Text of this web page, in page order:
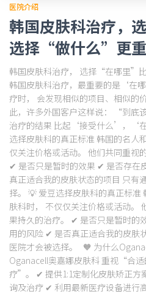
医院介绍
韩国皮肤科治疗，
选择“做什么”更重
韩国皮肤科治疗， 选择“在哪里
韩国皮肤科治疗，最重要的是‘在
疗时， 会发现相似的项目、相似的
此，许多外国客户这样说： “到底
治疗的结果 比起‘接受什么’，‘
选择皮肤科的真正标准 韩国的名人
仅关注价格或活动。 他们共同重视
✔ 是否只是暂时的效果 ✔ 是否存在
真正适合我的皮肤状态的项目 只有
择。 💡 爱豆选择皮肤科的真正标准
肤科时， 不仅仅关注价格或活动。
果持久的治疗。 ✔ 是否只是暂时的
用的风险 ✔ 是否真正适合我的皮肤
医院才会被选择。 🧡 为什么
Oganacell奥嘉娜皮肤科 重视“合
疗”。 ✔ 提供1:1定制化皮肤矫正方
询及治疗 ✔ 利用最新医疗设备进行